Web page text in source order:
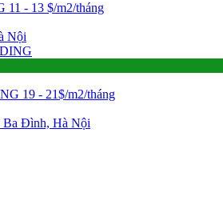
11 - 13 $/m2/tháng
Nội
19 - 21$/m2/tháng
Ba Đình, Hà Nội